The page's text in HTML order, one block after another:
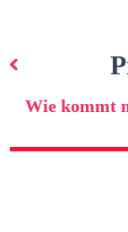
Wie kommt